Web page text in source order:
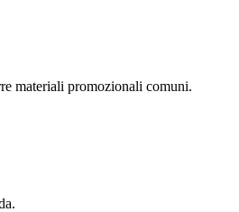
materiali promozionali comuni.